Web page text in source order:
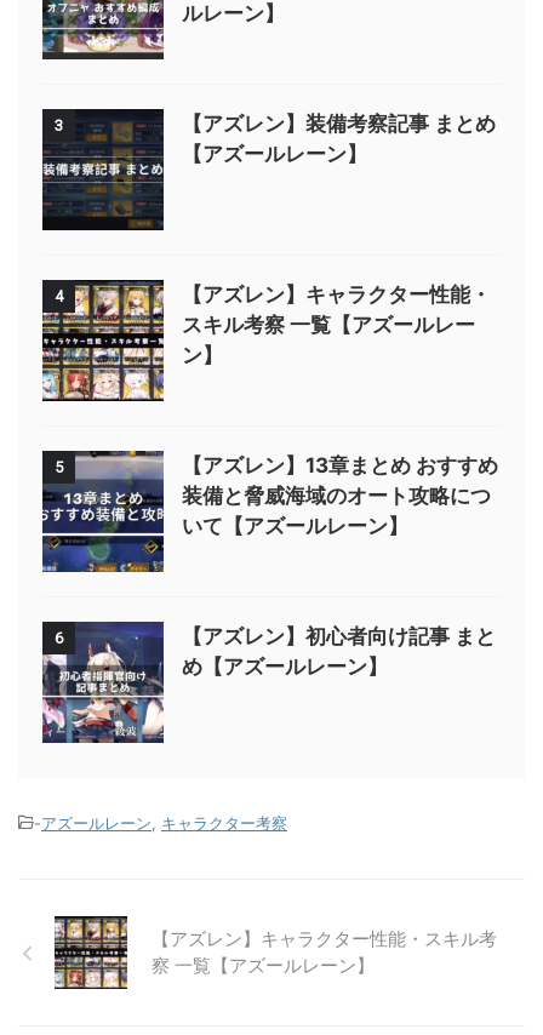
ルレーン】
3
【アズレン】装備考察記事 まとめ
【アズールレーン】
4
【アズレン】キャラクター性能・
スキル考察 一覧【アズールレー
ン】
5
【アズレン】13章まとめ おすすめ
装備と脅威海域のオート攻略につ
いて【アズールレーン】
6
【アズレン】初心者向け記事 まと
め【アズールレーン】
-アズールレーン キャラクター考察
【アズレン】キャラクター性能・スキル考
察 一覧【アズールレーン】